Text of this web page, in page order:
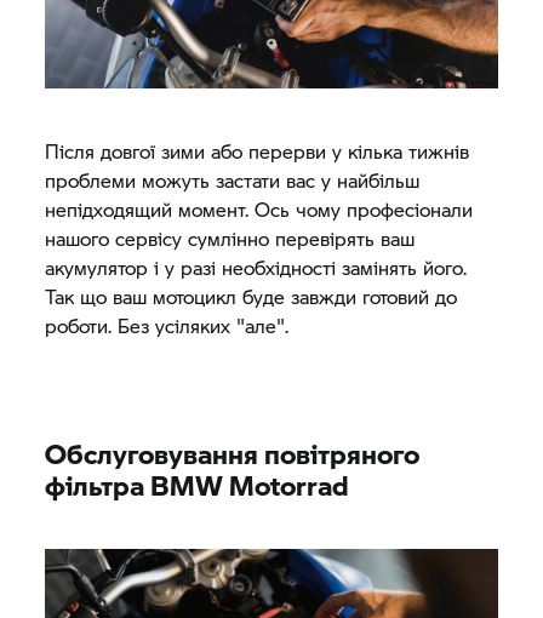
Після довгої зими або перерви у кілька тижнів
проблеми можуть застати вас у найбільш
непідходящий момент. Ось чому професіонали
нашого сервісу сумлінно перевірять ваш
акумулятор і у разі необхідності замінять його.
Так що ваш мотоцикл буде завжди готовий до
роботи. Без усіляких "але".
Обслуговування повітряного
фільтраBMW Motorrad